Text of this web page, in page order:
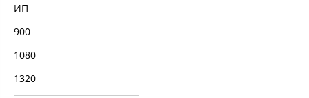
ИП
900
1080
1320